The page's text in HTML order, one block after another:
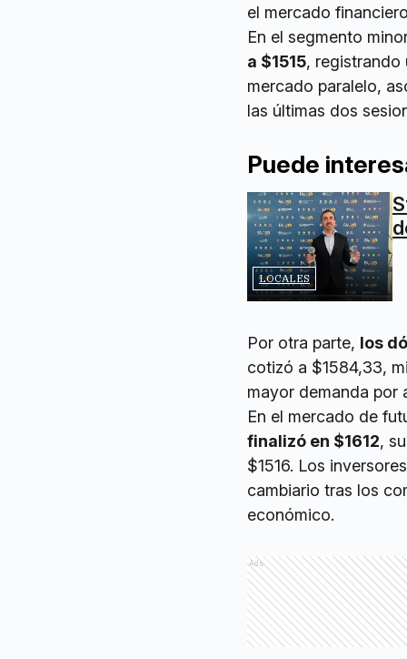
el mercado
En el segmento
a $1515, registrando
mercado paralelo,
las últimas dos
Puede
LOCALES
Por otra parte, los
cotizó a $1584,33,
mayor demanda por
En el mercado de
finalizó en $1612,
$1516. Los
cambiario tras los
económico.
Ads